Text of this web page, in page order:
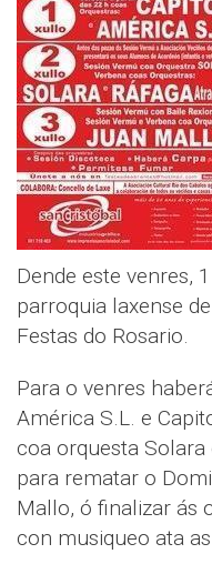
Dende este venres,
parroquia laxense
Festas do Rosario.
Para o venres
América S.L. e
coa orquesta Solara
para rematar o
Mallo, ó finalizar ás
con musiqueo ata